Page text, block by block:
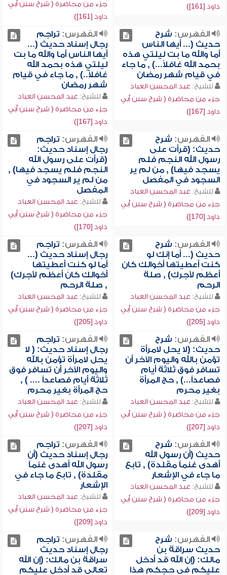
داود [161])
جزء من محاضرة ( شرح سنن أبي
داود [161])
الفهرس: شرح
حديث (... أيها الناس
أما والله ما بت ليلتي هذه
بحمد الله غافلاً...) , ما جاء
في قيام شهر رمضان
للشيخ: عبد المحسن العباد
جزء من محاضرة ( شرح سنن أبي
داود [167])
الفهرس: تراجم
رجال إسناد حديث (...
أيها الناس أما والله ما بت
ليلتي هذه بحمد الله
غافلاً..) , ما جاء في قيام
شهر رمضان
للشيخ: عبد المحسن العباد
جزء من محاضرة ( شرح سنن أبي
داود [167])
الفهرس: شرح
حديث: (قرأت على
رسول الله النجم فلم
يسجد فيها) , من لم ير
السجود في المفصل
للشيخ: عبد المحسن العباد
جزء من محاضرة ( شرح سنن أبي
داود [170])
الفهرس: تراجم
رجال إسناد حديث:
(قرأت على رسول الله
النجم فلم يسجد فيها) ,
من لم ير السجود في
المفصل
للشيخ: عبد المحسن العباد
جزء من محاضرة ( شرح سنن أبي
داود [170])
الفهرس: شرح
حديث (... أما إنك لو
كنتِ أعطيتها أخوالك كان
أعظم لأجرك) , صلة
الرحم
للشيخ: عبد المحسن العباد
جزء من محاضرة ( شرح سنن أبي
داود [205])
الفهرس: تراجم
رجال إسناد حديث (...
أما لو كنتِ أعطيتها
أخوالك كان أعظم لأجرك)
, صلة الرحم
للشيخ: عبد المحسن العباد
جزء من محاضرة ( شرح سنن أبي
داود [205])
الفهرس: شرح
حديث: (لا يحل لامرأة
تؤمن بالله واليوم الآخر أن
تسافر فوق ثلاثة أيام
فصاعداً...) , حج المرأة
بغير محرم
للشيخ: عبد المحسن العباد
جزء من محاضرة ( شرح سنن أبي
داود [207])
الفهرس: تراجم
رجال إسناد حديث: ( لا
يحل لامرأة تؤمن بالله
واليوم الآخر أن تسافر فوق
ثلاثة أيام فصاعداً .... ) ,
حج المرأة بغير محرم
للشيخ: عبد المحسن العباد
جزء من محاضرة ( شرح سنن أبي
داود [207])
الفهرس: شرح
حديث (أن رسول الله
أهدى غنماً مقلدة) , تابع
ما جاء في الإشعار
للشيخ: عبد المحسن العباد
جزء من محاضرة ( شرح سنن أبي
داود [209])
الفهرس: تراجم
رجال إسناد حديث (أن
رسول الله أهدى غنماً
مقلدة) , تابع ما جاء في
الإشعار
للشيخ: عبد المحسن العباد
جزء من محاضرة ( شرح سنن أبي
داود [209])
الفهرس: شرح
حديث سراقة بن
مالك: (إن الله قد أدخل
عليكم في حجكم هذا
الفهرس: تراجم
رجال إسناد حديث
سراقة بن مالك: (إن الله
تعالى قد أدخل عليكم